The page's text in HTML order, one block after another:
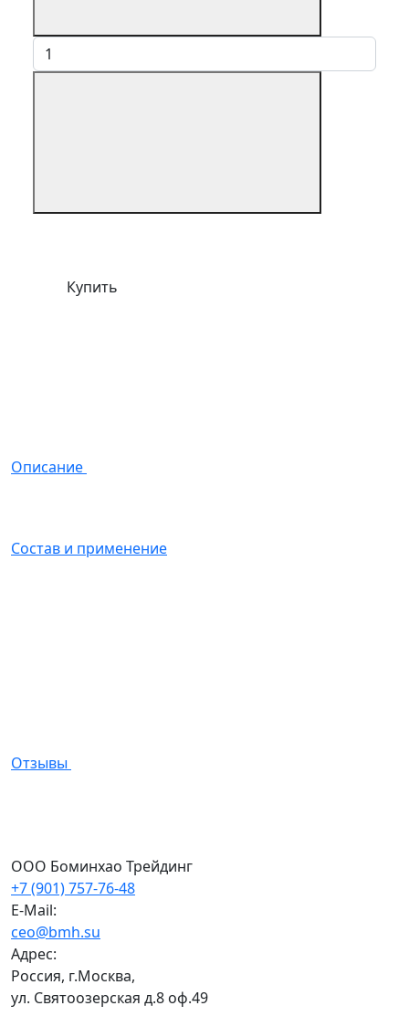
Купить
Описание
Состав и применение
Отзывы
ООО Боминхао Трейдинг
+7 (901) 757-76-48
E-Mail:
ceo@bmh.su
Адрес:
Россия, г.Москва,
ул. Святоозерская д.8 оф.49